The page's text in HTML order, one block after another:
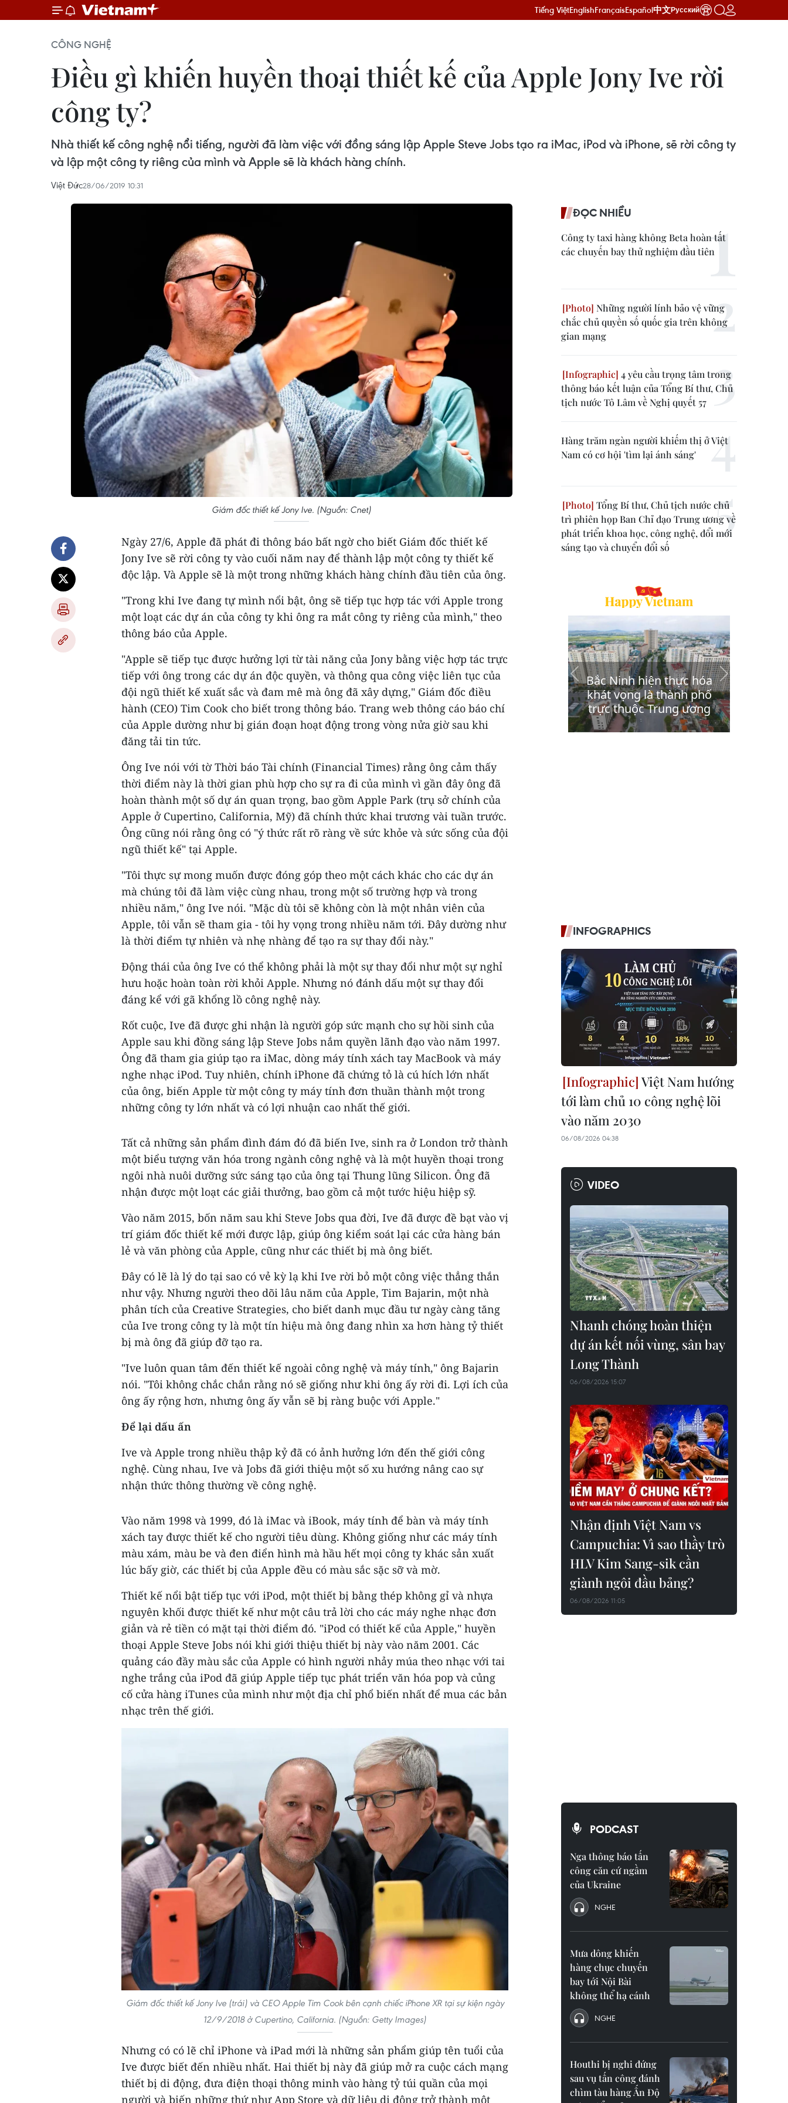
Tiếng ViệtEnglishFrançaisEspañol中文Русский
CÔNG NGHỆ
Điều gì khiến huyền thoại thiết kế của Apple Jony Ive rời
công ty?
Nhà thiết kế công nghệ nổi tiếng, người đã làm việc với đồng sáng lập Apple Steve Jobs tạo ra iMac, iPod và iPhone, sẽ rời công ty
và lập một công ty riêng của mình và Apple sẽ là khách hàng chính.
Việt Đức28/06/2019 10:31
Giám đốc thiết kế Jony Ive. (Nguồn: Cnet)
Ngày 27/6, Apple đã phát đi thông báo bất ngờ cho biết Giám đốc thiết kế
Jony Ive sẽ rời công ty vào cuối năm nay để thành lập một công ty thiết kế
độc lập. Và Apple sẽ là một trong những khách hàng chính đầu tiên của ông.
"Trong khi Ive đang tự mình nổi bật, ông sẽ tiếp tục hợp tác với Apple trong
một loạt các dự án của công ty khi ông ra mắt công ty riêng của mình," theo
thông báo của Apple.
"Apple sẽ tiếp tục được hưởng lợi từ tài năng của Jony bằng việc hợp tác trực
tiếp với ông trong các dự án độc quyền, và thông qua công việc liên tục của
đội ngũ thiết kế xuất sắc và đam mê mà ông đã xây dựng," Giám đốc điều
hành (CEO) Tim Cook cho biết trong thông báo. Trang web thông cáo báo chí
của Apple dường như bị gián đoạn hoạt động trong vòng nửa giờ sau khi
đăng tải tin tức.
Ông Ive nói với tờ Thời báo Tài chính (Financial Times) rằng ông cảm thấy
thời điểm này là thời gian phù hợp cho sự ra đi của mình vì gần đây ông đã
hoàn thành một số dự án quan trọng, bao gồm Apple Park (trụ sở chính của
Apple ở Cupertino, California, Mỹ) đã chính thức khai trương vài tuần trước.
Ông cũng nói rằng ông có "ý thức rất rõ ràng về sức khỏe và sức sống của đội
ngũ thiết kế" tại Apple.
"Tôi thực sự mong muốn được đóng góp theo một cách khác cho các dự án
mà chúng tôi đã làm việc cùng nhau, trong một số trường hợp và trong
nhiều năm," ông Ive nói. "Mặc dù tôi sẽ không còn là một nhân viên của
Apple, tôi vẫn sẽ tham gia - tôi hy vọng trong nhiều năm tới. Đây dường như
là thời điểm tự nhiên và nhẹ nhàng để tạo ra sự thay đổi này."
Động thái của ông Ive có thể không phải là một sự thay đổi như một sự nghỉ
hưu hoặc hoàn toàn rời khỏi Apple. Nhưng nó đánh dấu một sự thay đổi
đáng kể với gã khổng lồ công nghệ này.
Rốt cuộc, Ive đã được ghi nhận là người góp sức mạnh cho sự hồi sinh của
Apple sau khi đồng sáng lập Steve Jobs nắm quyền lãnh đạo vào năm 1997.
Ông đã tham gia giúp tạo ra iMac, dòng máy tính xách tay MacBook và máy
nghe nhạc iPod. Tuy nhiên, chính iPhone đã chứng tỏ là cú hích lớn nhất
của ông, biến Apple từ một công ty máy tính đơn thuần thành một trong
những công ty lớn nhất và có lợi nhuận cao nhất thế giới.
Tất cả những sản phẩm đình đám đó đã biến Ive, sinh ra ở London trở thành
một biểu tượng văn hóa trong ngành công nghệ và là một huyền thoại trong
ngôi nhà nuôi dưỡng sức sáng tạo của ông tại Thung lũng Silicon. Ông đã
nhận được một loạt các giải thưởng, bao gồm cả một tước hiệu hiệp sỹ.
Vào năm 2015, bốn năm sau khi Steve Jobs qua đời, Ive đã được đề bạt vào vị
trí giám đốc thiết kế mới được lập, giúp ông kiểm soát lại các cửa hàng bán
lẻ và văn phòng của Apple, cũng như các thiết bị mà ông biết.
Đây có lẽ là lý do tại sao có vẻ kỳ lạ khi Ive rời bỏ một công việc thẳng thắn
như vậy. Nhưng người theo dõi lâu năm của Apple, Tim Bajarin, một nhà
phân tích của Creative Strategies, cho biết danh mục đầu tư ngày càng tăng
của Ive trong công ty là một tín hiệu mà ông đang nhìn xa hơn hàng tỷ thiết
bị mà ông đã giúp đỡ tạo ra.
"Ive luôn quan tâm đến thiết kế ngoài công nghệ và máy tính," ông Bajarin
nói. "Tôi không chắc chắn rằng nó sẽ giống như khi ông ấy rời đi. Lợi ích của
ông ấy rộng hơn, nhưng ông ấy vẫn sẽ bị ràng buộc với Apple."
Để lại dấu ấn
Ive và Apple trong nhiều thập kỷ đã có ảnh hưởng lớn đến thế giới công
nghệ. Cùng nhau, Ive và Jobs đã giới thiệu một số xu hướng nâng cao sự
nhận thức thông thường về công nghệ.
Vào năm 1998 và 1999, đó là iMac và iBook, máy tính để bàn và máy tính
xách tay được thiết kế cho người tiêu dùng. Không giống như các máy tính
màu xám, màu be và đen điển hình mà hầu hết mọi công ty khác sản xuất
lúc bấy giờ, các thiết bị của Apple đều có màu sắc sặc sỡ và mờ.
Thiết kế nổi bật tiếp tục với iPod, một thiết bị bằng thép không gỉ và nhựa
nguyên khối được thiết kế như một câu trả lời cho các máy nghe nhạc đơn
giản và rẻ tiền có mặt tại thời điểm đó. "iPod có thiết kế của Apple," huyền
thoại Apple Steve Jobs nói khi giới thiệu thiết bị này vào năm 2001. Các
quảng cáo đầy màu sắc của Apple có hình người nhảy múa theo nhạc với tai
nghe trắng của iPod đã giúp Apple tiếp tục phát triển văn hóa pop và củng
cố cửa hàng iTunes của mình như một địa chỉ phổ biến nhất để mua các bản
nhạc trên thế giới.
Giám đốc thiết kế Jony Ive (trái) và CEO Apple Tim Cook bên cạnh chiếc iPhone XR tại sự kiện ngày
12/9/2018 ở Cupertino, California. (Nguồn: Getty Images)
Nhưng có có lẽ chỉ iPhone và iPad mới là những sản phẩm giúp tên tuổi của
Ive được biết đến nhiều nhất. Hai thiết bị này đã giúp mở ra cuộc cách mạng
thiết bị di động, đưa điện thoại thông minh vào hàng tỷ túi quần của mọi
người và biến những thứ như App Store và dữ liệu di động trở thành một
ĐỌC NHIỀU
Công ty taxi hàng không Beta hoàn tất
các chuyến bay thử nghiệm đầu tiên
Những người lính bảo vệ vững
chắc chủ quyền số quốc gia trên không
gian mạng
4 yêu cầu trọng tâm trong
thông báo kết luận của Tổng Bí thư, Chủ
tịch nước Tô Lâm về Nghị quyết 57
Hàng trăm ngàn người khiếm thị ở Việt
Nam có cơ hội 'tìm lại ánh sáng'
Tổng Bí thư, Chủ tịch nước chủ
trì phiên họp Ban Chỉ đạo Trung ương về
phát triển khoa học, công nghệ, đổi mới
sáng tạo và chuyển đổi số
INFOGRAPHICS
Việt Nam hướng
tới làm chủ 10 công nghệ lõi
vào năm 2030
06/08/2026 04:38
VIDEO
Nhanh chóng hoàn thiện
dự án kết nối vùng, sân bay
Long Thành
06/08/2026 15:07
Nhận định Việt Nam vs
Campuchia: Vì sao thầy trò
HLV Kim Sang-sik cần
giành ngôi đầu bảng?
06/08/2026 11:05
PODCAST
Nga thông báo tấn
công căn cứ ngầm
của Ukraine
NGHE
Mưa dông khiến
hàng chục chuyến
bay tới Nội Bài
không thể hạ cánh
NGHE
Houthi bị nghi đứng
sau vụ tấn công đánh
chìm tàu hàng Ấn Độ